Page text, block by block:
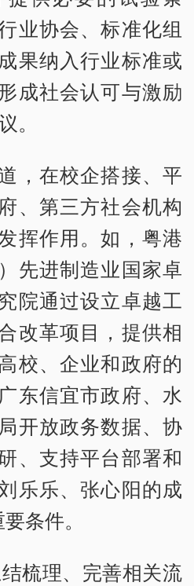
业协会、标准化组
果纳入行业标准或
成社会认可与激励
。
在校企搭接、平
、第三方社会机构
挥作用。如，粤港
先进制造业国家卓
院通过设立卓越工
改革项目，提供相
校、企业和政府的
东信宜市政府、水
开放政务数据、协
、支持平台部署和
乐乐、张心阳的成
条件。
梳理、完善相关流